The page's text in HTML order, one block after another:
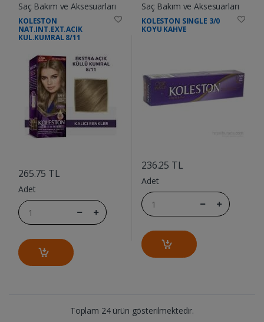
Saç Bakım ve Aksesuarları
KOLESTON
NAT.INT.EXT.ACIK
KUL.KUMRAL 8/11
265.75 TL
Adet
Saç Bakım ve Aksesuarları
KOLESTON SINGLE 3/0
KOYU KAHVE
236.25 TL
Adet
Toplam 24 ürün gösterilmektedir.